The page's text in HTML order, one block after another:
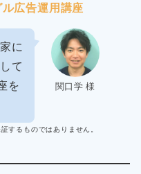
広告運用講座
関口学 様
に
て
を
はありません。